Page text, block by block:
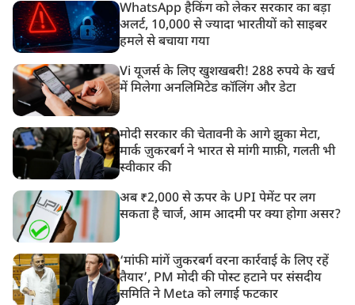
WhatsApp हैकिंग को लेकर सरकार का बड़ा
अलर्ट, 10,000 से ज्यादा भारतीयों को साइबर
हमले से बचाया गया
Vi यूजर्स के लिए खुशखबरी! 288 रुपये के खर्च
में मिलेगा अनलिमिटेड कॉलिंग और डेटा
मोदी सरकार की चेतावनी के आगे झुका मेटा,
मार्क ज़ुकरबर्ग ने भारत से मांगी माफ़ी, गलती भी
स्वीकार की
अब ₹2,000 से ऊपर के UPI पेमेंट पर लग
सकता है चार्ज, आम आदमी पर क्या होगा असर?
‘मांफी मांगें जुकरबर्ग वरना कार्रवाई के लिए रहें
तैयार’, PM मोदी की पोस्ट हटाने पर संसदीय
समिति ने Meta को लगाई फटकार